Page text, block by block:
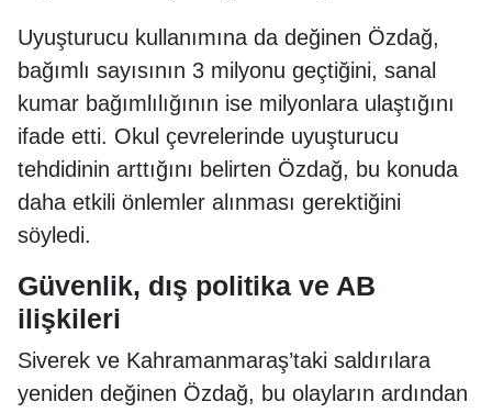
Uyuşturucu kullanımına da değinen Özdağ,
bağımlı sayısının 3 milyonu geçtiğini, sanal
kumar bağımlılığının ise milyonlara ulaştığını
ifade etti. Okul çevrelerinde uyuşturucu
tehdidinin arttığını belirten Özdağ, bu konuda
daha etkili önlemler alınması gerektiğini
söyledi.
Güvenlik, dış politika ve AB
ilişkileri
Siverek ve Kahramanmaraş’taki saldırılara
yeniden değinen Özdağ, bu olayların ardından